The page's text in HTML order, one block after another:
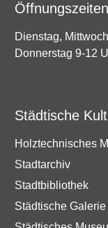
Öffnungszeiten
Dienstag,
Donnerstag 9-12
Städtische
Holztechnisches
Stadtarchiv
Stadtbibliothek
Städtische